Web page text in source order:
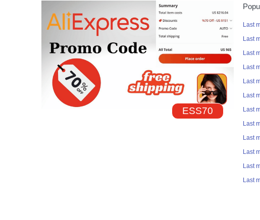
ESS70
Last
Last
Last
Last
Last
Last
Last
Last
Last
Last
Last
Last